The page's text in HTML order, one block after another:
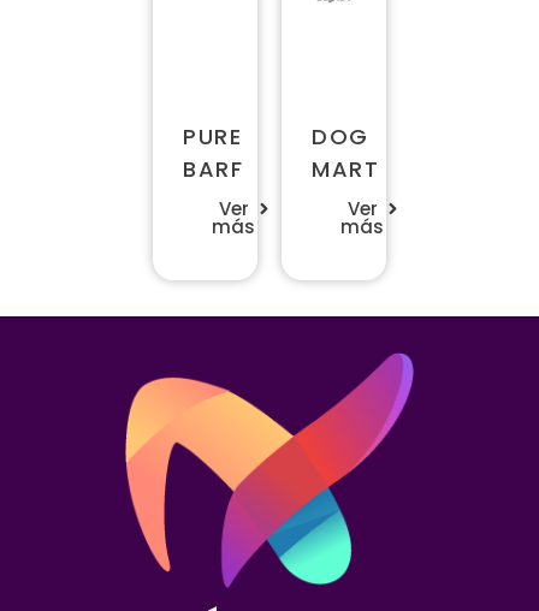
PURE
BARF
Ver
más
DOG
MART
Ver
más